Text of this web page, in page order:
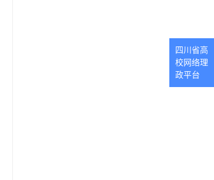
四川省高
校网络理
政平台